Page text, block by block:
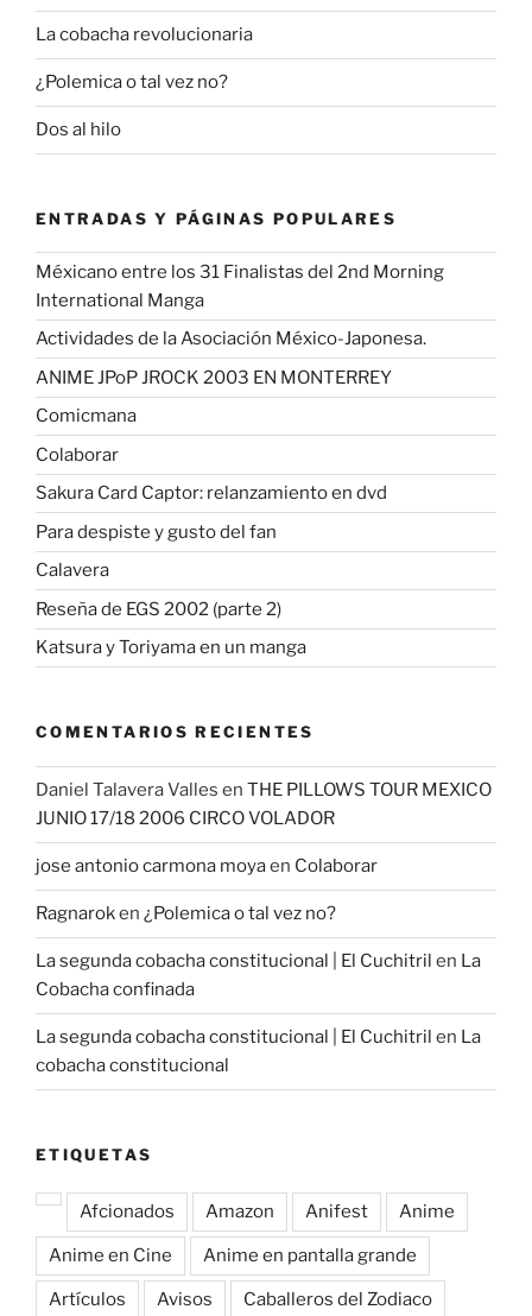
La cobacha revolucionaria
¿Polemica o tal vez no?
Dos al hilo
ENTRADAS Y PÁGINAS POPULARES
Méxicano entre los 31 Finalistas del 2nd Morning
International Manga
Actividades de la Asociación México-Japonesa.
ANIME JPoP JROCK 2003 EN MONTERREY
Comicmana
Colaborar
Sakura Card Captor: relanzamiento en dvd
Para despiste y gusto del fan
Calavera
Reseña de EGS 2002 (parte 2)
Katsura y Toriyama en un manga
COMENTARIOS RECIENTES
Daniel Talavera Valles en THE PILLOWS TOUR MEXICO
JUNIO 17/18 2006 CIRCO VOLADOR
jose antonio carmona moyaen Colaborar
Ragnaroken ¿Polemica o tal vez no?
La segunda cobacha constitucional | El Cuchitril en La
Cobacha confinada
La segunda cobacha constitucional | El Cuchitril en La
cobacha constitucional
ETIQUETAS
Afcionados Amazon Anifest Anime
Anime en Cine Anime en pantalla grande
Artículos Avisos Caballeros del Zodiaco